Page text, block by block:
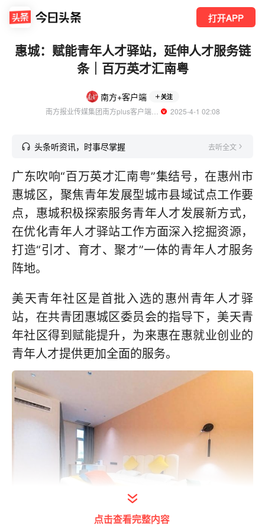
打开APP
惠城：赋能青年人才驿站，延伸人才服务链
条｜百万英才汇南粤
南方+客户端 关注
南方报业传媒集团南方plus客户端官方账号
  2025-4-1 02:08
头条听资讯，时事尽掌握 去听全文
广东吹响“百万英才汇南粤”集结号，在惠州市
惠城区，聚焦青年发展型城市县域试点工作要
点，惠城积极探索服务青年人才发展新方式，
在优化青年人才驿站工作方面深入挖掘资源，
打造“引才、育才、聚才”一体的青年人才服务
阵地。
美天青年社区是首批入选的惠州青年人才驿
站，在共青团惠城区委员会的指导下，美天青
年社区得到赋能提升，为来惠在惠就业创业的
青年人才提供更加全面的服务。
点击查看完整内容